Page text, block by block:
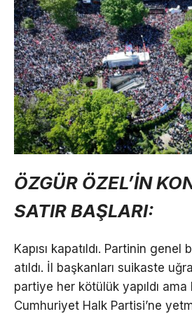
ÖZGÜR ÖZEL’İN
SATIR BAŞLARI:
Kapısı kapatıldı. Partinin genel
atıldı. İl başkanları suikaste
partiye her kötülük yapıldı
Cumhuriyet Halk Partisi’ne